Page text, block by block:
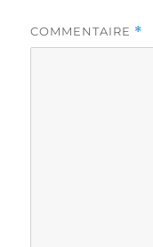
COMMENTAIRE *